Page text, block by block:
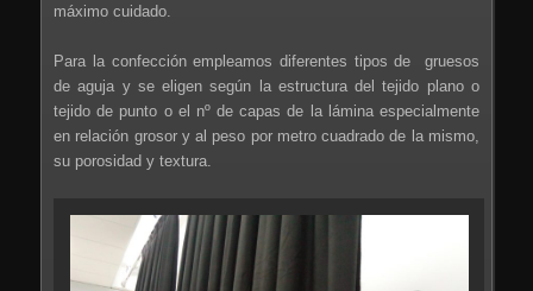
máximo cuidado.
Para la confección empleamos diferentes tipos de gruesos
de aguja y se eligen según la estructura del tejido plano o
tejido de punto o el nº de capas de la lámina especialmente
en relación grosor y al peso por metro cuadrado de la mismo,
su porosidad y textura.